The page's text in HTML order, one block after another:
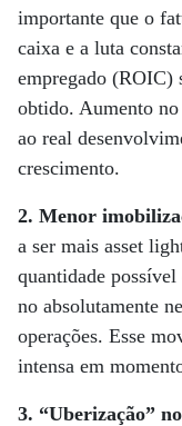
importante que o
caixa e a luta
empregado (ROIC)
obtido. Aumento
ao real
crescimento.
2. Menor
a ser mais asset
quantidade
no absolutamente
operações. Esse
intensa em
3. “Uberização”